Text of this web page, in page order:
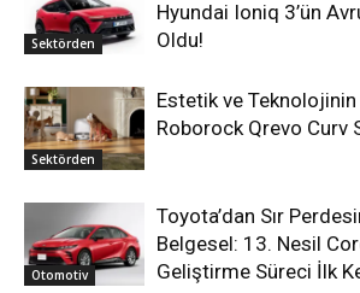
Sektörden
Hyundai Ioniq 3’ün
Oldu!
Sektörden
Estetik ve Teknolojinin
Roborock Qrevo Curv
Otomotiv
Toyota’dan Sır
Belgesel: 13. Nesil
Geliştirme Süreci İlk